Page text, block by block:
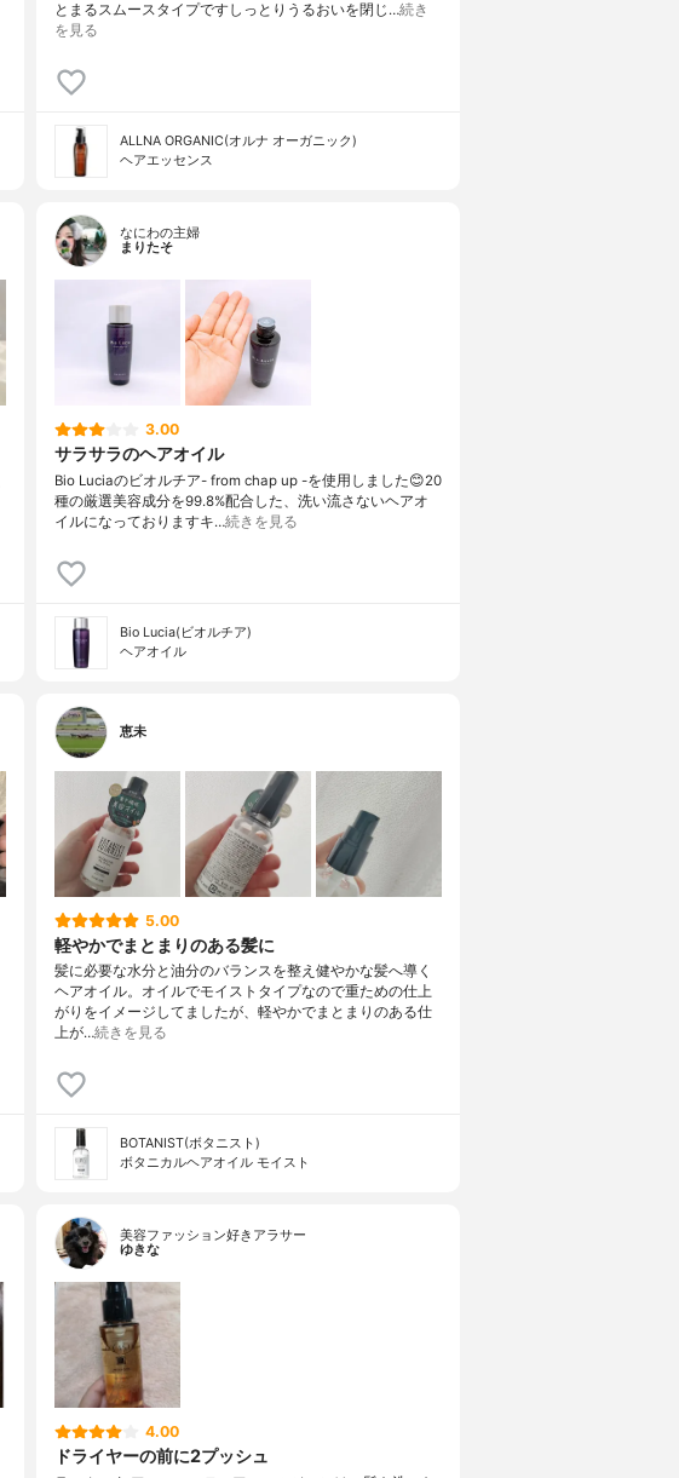
とまるスムースタイプですしっとりうるおいを閉じ…続き
を見る
ALLNA ORGANIC(オルナ オーガニック)
ヘアエッセンス
なにわの主婦
まりたそ
3.00
サラサラのヘアオイル
Bio Luciaのビオルチア- from chap up -を使用しました😊20
種の厳選美容成分を99.8%配合した、洗い流さないヘアオ
イルになっておりますキ…続きを見る
Bio Lucia(ビオルチア)
ヘアオイル
恵未
5.00
軽やかでまとまりのある髪に
髪に必要な水分と油分のバランスを整え健やかな髪へ導く
ヘアオイル。オイルでモイストタイプなので重ための仕上
がりをイメージしてましたが、軽やかでまとまりのある仕
上が…続きを見る
BOTANIST(ボタニスト)
ボタニカルヘアオイル モイスト
美容ファッション好きアラサー
ゆきな
4.00
ドライヤーの前に2プッシュ